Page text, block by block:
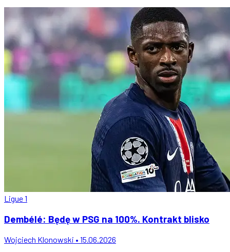
Ligue 1
Dembélé: Będę w PSG na 100%. Kontrakt blisko
Wojciech Klonowski • 15.06.2026